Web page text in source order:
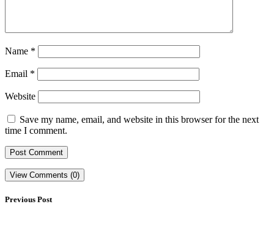
Name *
Email *
Website
Save my name, email, and website in this browser for the next
time I comment.
View Comments (0)
Previous Post